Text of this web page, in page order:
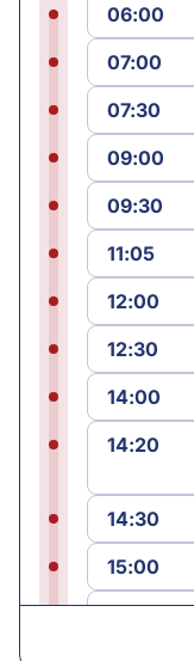
06:00
07:00
07:30
09:00
09:30
11:05
12:00
12:30
14:00
14:20
14:30
15:00
15:30